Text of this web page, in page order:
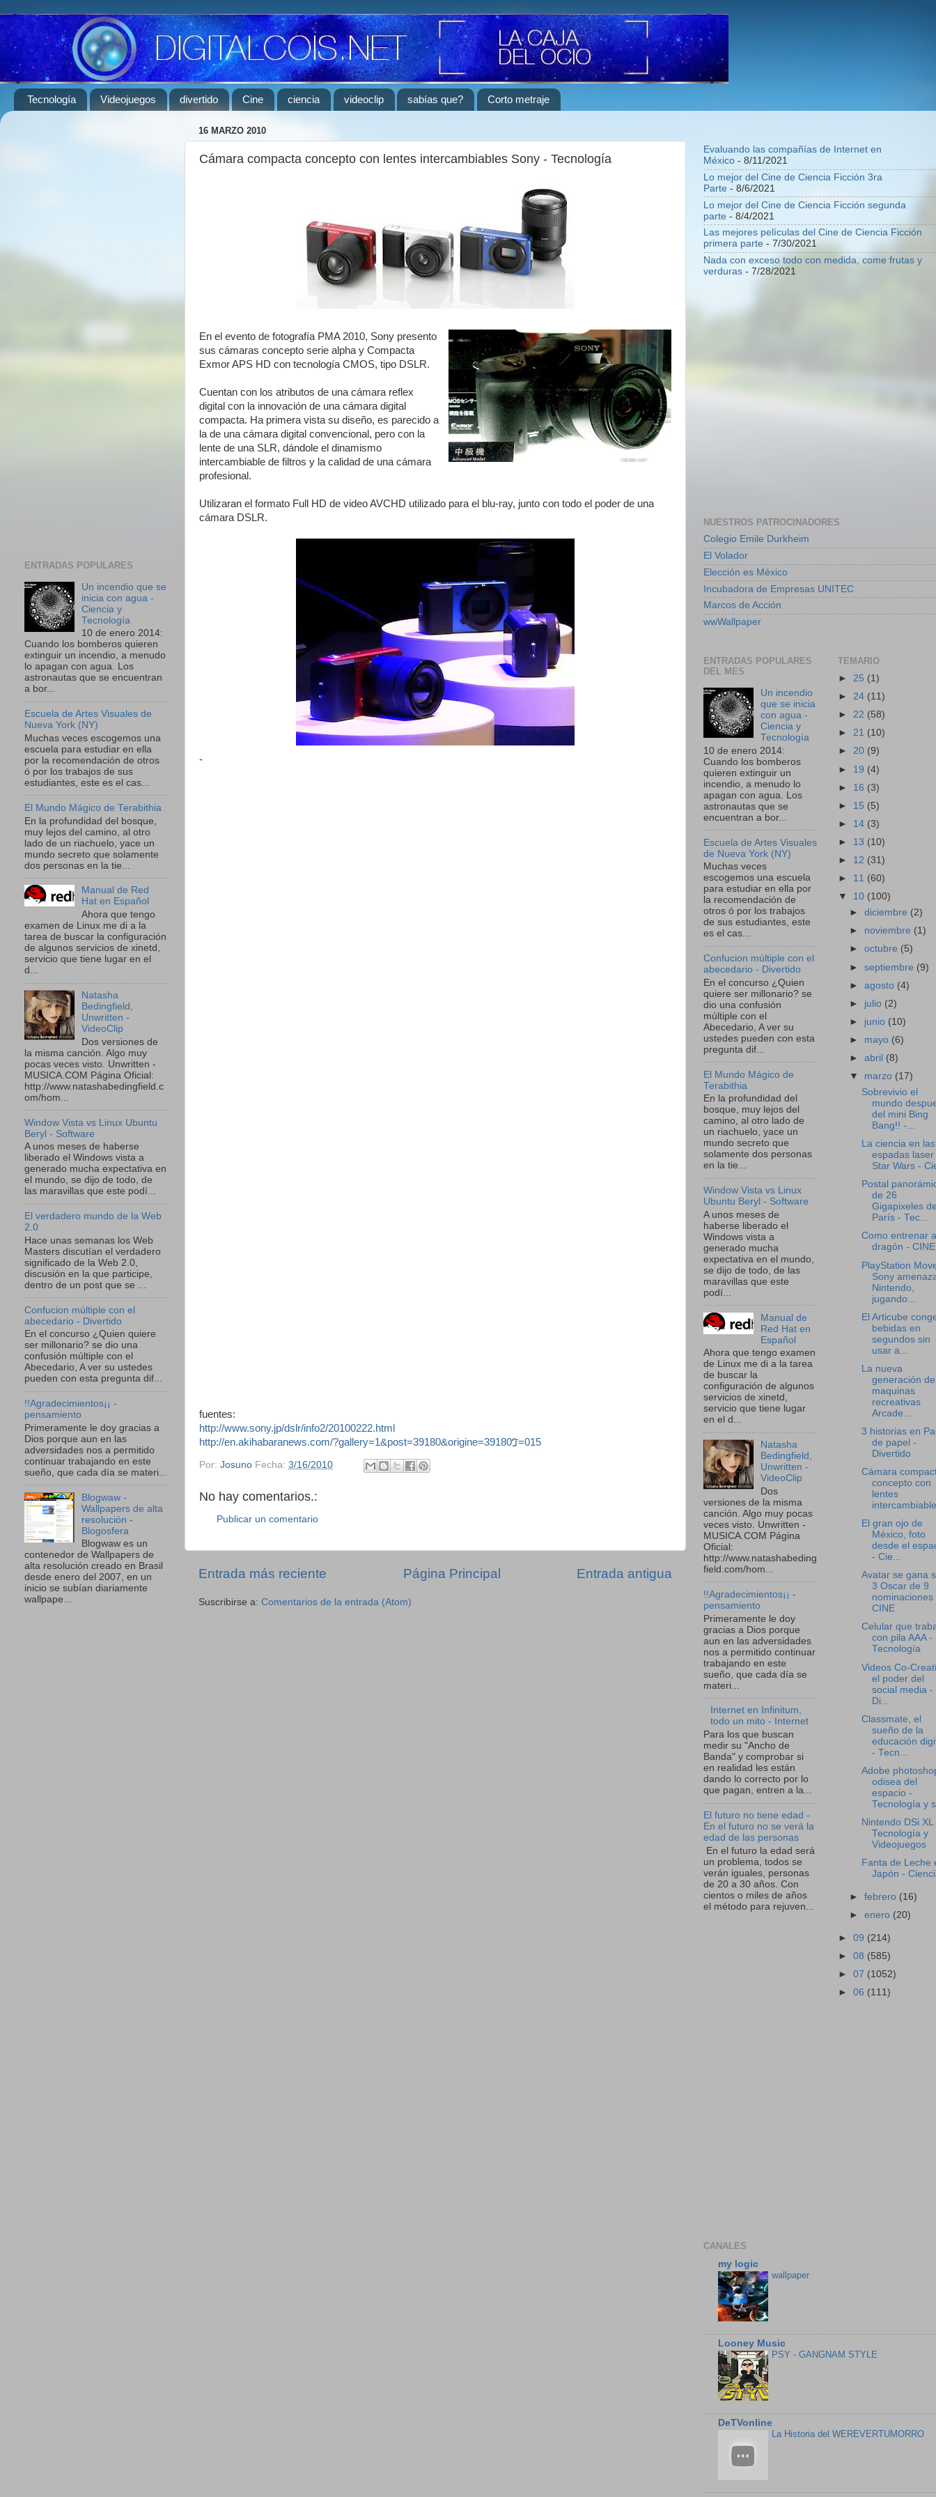
Tecnología Videojuegos divertido Cine ciencia videoclip sabías que? Corto metraje
16 MARZO 2010
Cámara compacta concepto con lentes intercambiables Sony - Tecnología
En el evento de fotografía PMA 2010, Sony presento
sus cámaras concepto serie alpha y Compacta
Exmor APS HD con tecnología CMOS, tipo DSLR.
Cuentan con los atributos de una cámara reflex
digital con la innovación de una cámara digital
compacta. Ha primera vista su diseño, es parecido a
la de una cámara digital convencional, pero con la
lente de una SLR, dándole el dinamismo
intercambiable de filtros y la calidad de una cámara
profesional.
Utilizaran el formato Full HD de video AVCHD utilizado para el blu-ray, junto con todo el poder de una
cámara DSLR.
-
fuentes:
http://www.sony.jp/dslr/info2/20100222.html
http://en.akihabaranews.com/?gallery=1&post=39180&origine=39180ℑ=015
Por: Josuno Fecha: 3/16/2010
No hay comentarios.:
Publicar un comentario
Entrada más reciente Entrada antigua
Página Principal
Suscribirse a: Comentarios de la entrada (Atom)
ENTRADAS POPULARES
Un incendio que se
inicia con agua -
Ciencia y
Tecnología
10 de enero 2014:
Cuando los bomberos quieren
extinguir un incendio, a menudo
lo apagan con agua. Los
astronautas que se encuentran
a bor...
Escuela de Artes Visuales de
Nueva York (NY)
Muchas veces escogemos una
escuela para estudiar en ella
por la recomendación de otros
ó por los trabajos de sus
estudiantes, este es el cas...
El Mundo Mágico de Terabithia
En la profundidad del bosque,
muy lejos del camino, al otro
lado de un riachuelo, yace un
mundo secreto que solamente
dos personas en la tie...
Manual de Red
Hat en Español
Ahora que tengo
examen de Linux me di a la
tarea de buscar la configuración
de algunos servicios de xinetd,
servicio que tiene lugar en el
d...
Natasha
Bedingfield,
Unwritten -
VideoClip
Dos versiones de
la misma canción. Algo muy
pocas veces visto. Unwritten -
MUSICA.COM Página Oficial:
http://www.natashabedingfield.c
om/hom...
Window Vista vs Linux Ubuntu
Beryl - Software
A unos meses de haberse
liberado el Windows vista a
generado mucha expectativa en
el mundo, se dijo de todo, de
las maravillas que este podí...
El verdadero mundo de la Web
2.0
Hace unas semanas los Web
Masters discutían el verdadero
significado de la Web 2.0,
discusión en la que participe,
dentro de un post que se ...
Confucion múltiple con el
abecedario - Divertido
En el concurso ¿Quien quiere
ser millonario? se dio una
confusión múltiple con el
Abecedario, A ver su ustedes
pueden con esta pregunta dif...
!!Agradecimientos¡¡ -
pensamiento
Primeramente le doy gracias a
Dios porque aun en las
adversidades nos a permitido
continuar trabajando en este
sueño, que cada día se materi...
Blogwaw -
Wallpapers de alta
resolución -
Blogosfera
Blogwaw es un
contenedor de Wallpapers de
alta resolución creado en Brasil
desde enero del 2007, en un
inicio se subían diariamente
wallpape...
Evaluando las compañías de Internet en
México - 8/11/2021
Lo mejor del Cine de Ciencia Ficción 3ra
Parte - 8/6/2021
Lo mejor del Cine de Ciencia Ficción segunda
parte - 8/4/2021
Las mejores películas del Cine de Ciencia Ficción
primera parte - 7/30/2021
Nada con exceso todo con medida, come frutas y
verduras - 7/28/2021
NUESTROS PATROCINADORES
Colegio Emile Durkheim
El Volador
Elección es México
Incubadora de Empresas UNITEC
Marcos de Acción
wwWallpaper
ENTRADAS POPULARES
DEL MES
Un incendio
que se inicia
con agua -
Ciencia y
Tecnología
10 de enero 2014:
Cuando los bomberos
quieren extinguir un
incendio, a menudo lo
apagan con agua. Los
astronautas que se
encuentran a bor...
Escuela de Artes Visuales
de Nueva York (NY)
Muchas veces
escogemos una escuela
para estudiar en ella por
la recomendación de
otros ó por los trabajos
de sus estudiantes, este
es el cas...
Confucion múltiple con el
abecedario - Divertido
En el concurso ¿Quien
quiere ser millonario? se
dio una confusión
múltiple con el
Abecedario, A ver su
ustedes pueden con esta
pregunta dif...
El Mundo Mágico de
Terabithia
En la profundidad del
bosque, muy lejos del
camino, al otro lado de
un riachuelo, yace un
mundo secreto que
solamente dos personas
en la tie...
Window Vista vs Linux
Ubuntu Beryl - Software
A unos meses de
haberse liberado el
Windows vista a
generado mucha
expectativa en el mundo,
se dijo de todo, de las
maravillas que este
podí...
Manual de
Red Hat en
Español
Ahora que tengo examen
de Linux me di a la tarea
de buscar la
configuración de algunos
servicios de xinetd,
servicio que tiene lugar
en el d...
Natasha
Bedingfield,
Unwritten -
VideoClip
Dos
versiones de la misma
canción. Algo muy pocas
veces visto. Unwritten -
MUSICA.COM Página
Oficial:
http://www.natashabeding
field.com/hom...
!!Agradecimientos¡¡ -
pensamiento
Primeramente le doy
gracias a Dios porque
aun en las adversidades
nos a permitido continuar
trabajando en este
sueño, que cada día se
materi...
Internet en Infinitum,
todo un mito - Internet
Para los que buscan
medir su "Ancho de
Banda" y comprobar si
en realidad les están
dando lo correcto por lo
que pagan, entren a la...
El futuro no tiene edad -
En el futuro no se verá la
edad de las personas
En el futuro la edad será
un problema, todos se
verán iguales, personas
de 20 a 30 años. Con
cientos o miles de años
el método para rejuven...
TEMARIO
► 25 (1)
► 24 (11)
► 22 (58)
► 21 (10)
► 20 (9)
► 19 (4)
► 16 (3)
► 15 (5)
► 14 (3)
► 13 (10)
► 12 (31)
► 11 (60)
▼ 10 (100)
►diciembre (2)
► noviembre (1)
►octubre (5)
►septiembre (9)
►agosto (4)
► julio (2)
► junio (10)
► mayo (6)
►abril (8)
▼ marzo (17)
Sobrevivio el
mundo
del mini Bing
Bang!! -...
La ciencia en las
espadas laser
Star Wars -
Postal
de 26
Gigapixeles
París - Tec...
Como entrenar
dragón - CINE
PlayStation
Sony
Nintendo,
jugando...
El Articube
bebidas en
segundos sin
usar a...
La nueva
generación de
maquinas
recreativas
Arcade...
3 historias en
de papel -
Divertido
Cámara
concepto con
lentes
El gran ojo de
México, foto
desde el
- Cie...
Avatar se gana
3 Oscar de 9
nominaciones
CINE
Celular que
con pila AAA -
Tecnología
Videos Co-
el poder del
social media -
Di...
Classmate, el
sueño de la
educación
- Tecn...
Adobe
odisea del
espacio -
Tecnología y
Nintendo DSi XL
Tecnología y
Videojuegos
Fanta de Leche
Japón -
►febrero (16)
►enero (20)
► 09 (214)
► 08 (585)
► 07 (1052)
► 06 (111)
CANALES
my logic
wallpaper
Looney Music
PSY - GANGNAM STYLE
DeTVonline
La Historia del WEREVERTUMORRO